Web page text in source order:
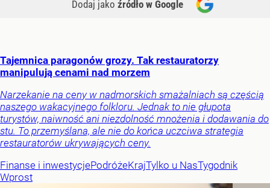
Dodaj jako źródło w Google
Tajemnica paragonów grozy. Tak restauratorzy
manipulują cenami nad morzem
Narzekanie na ceny w nadmorskich smażalniach są częścią
naszego wakacyjnego folkloru. Jednak to nie głupota
turystów, naiwność ani niezdolność mnożenia i dodawania do
stu. To przemyślana, ale nie do końca uczciwa strategia
restauratorów ukrywających ceny.
Finanse i inwestycjePodróżeKrajTylko u NasTygodnik
Wprost